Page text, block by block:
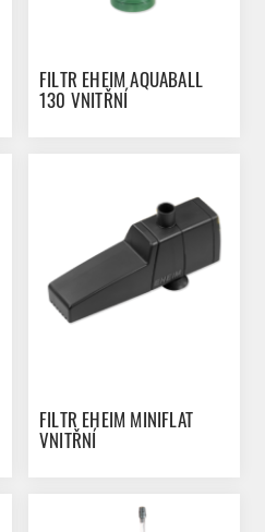
FILTR EHEIM AQUABALL
130 VNITŘNÍ
FILTR EHEIM MINIFLAT
VNITŘNÍ